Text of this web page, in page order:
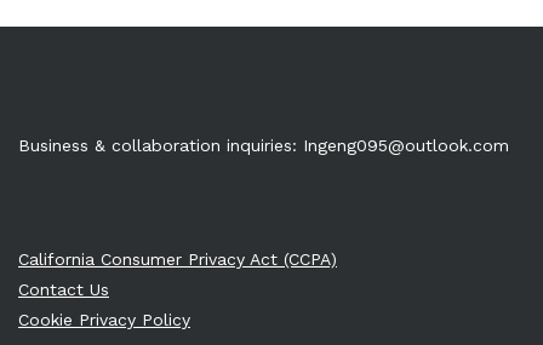
Business & collaboration inquiries: Ingeng095@outlook.com
California Consumer Privacy Act (CCPA)
Contact Us
Cookie Privacy Policy